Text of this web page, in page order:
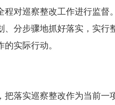
对巡察整改工作进行监
分步骤地抓好落实，实行
实际行动。
实巡察整改作为当前一